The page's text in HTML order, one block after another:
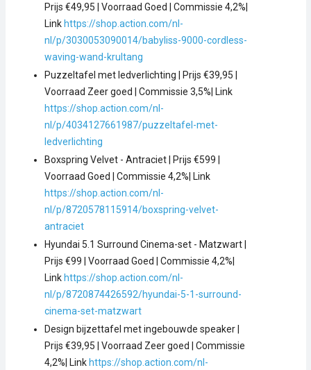
Prijs €49,95 | Voorraad Goed | Commissie 4,2%|
Linkhttps://shop.action.com/nl-
nl/p/3030053090014/babyliss-9000-cordless-
waving-wand-krultang
Puzzeltafel met ledverlichting | Prijs €39,95 |
Voorraad Zeer goed | Commissie 3,5%| Link
https://shop.action.com/nl-
nl/p/4034127661987/puzzeltafel-met-
ledverlichting
Boxspring Velvet - Antraciet | Prijs €599 |
Voorraad Goed | Commissie 4,2%| Link
https://shop.action.com/nl-
nl/p/8720578115914/boxspring-velvet-
antraciet
Hyundai 5.1 Surround Cinema-set - Matzwart |
Prijs €99 | Voorraad Goed | Commissie 4,2%|
Linkhttps://shop.action.com/nl-
nl/p/8720874426592/hyundai-5-1-surround-
cinema-set-matzwart
Design bijzettafel met ingebouwde speaker |
Prijs €39,95 | Voorraad Zeer goed | Commissie
4,2%| Linkhttps://shop.action.com/nl-